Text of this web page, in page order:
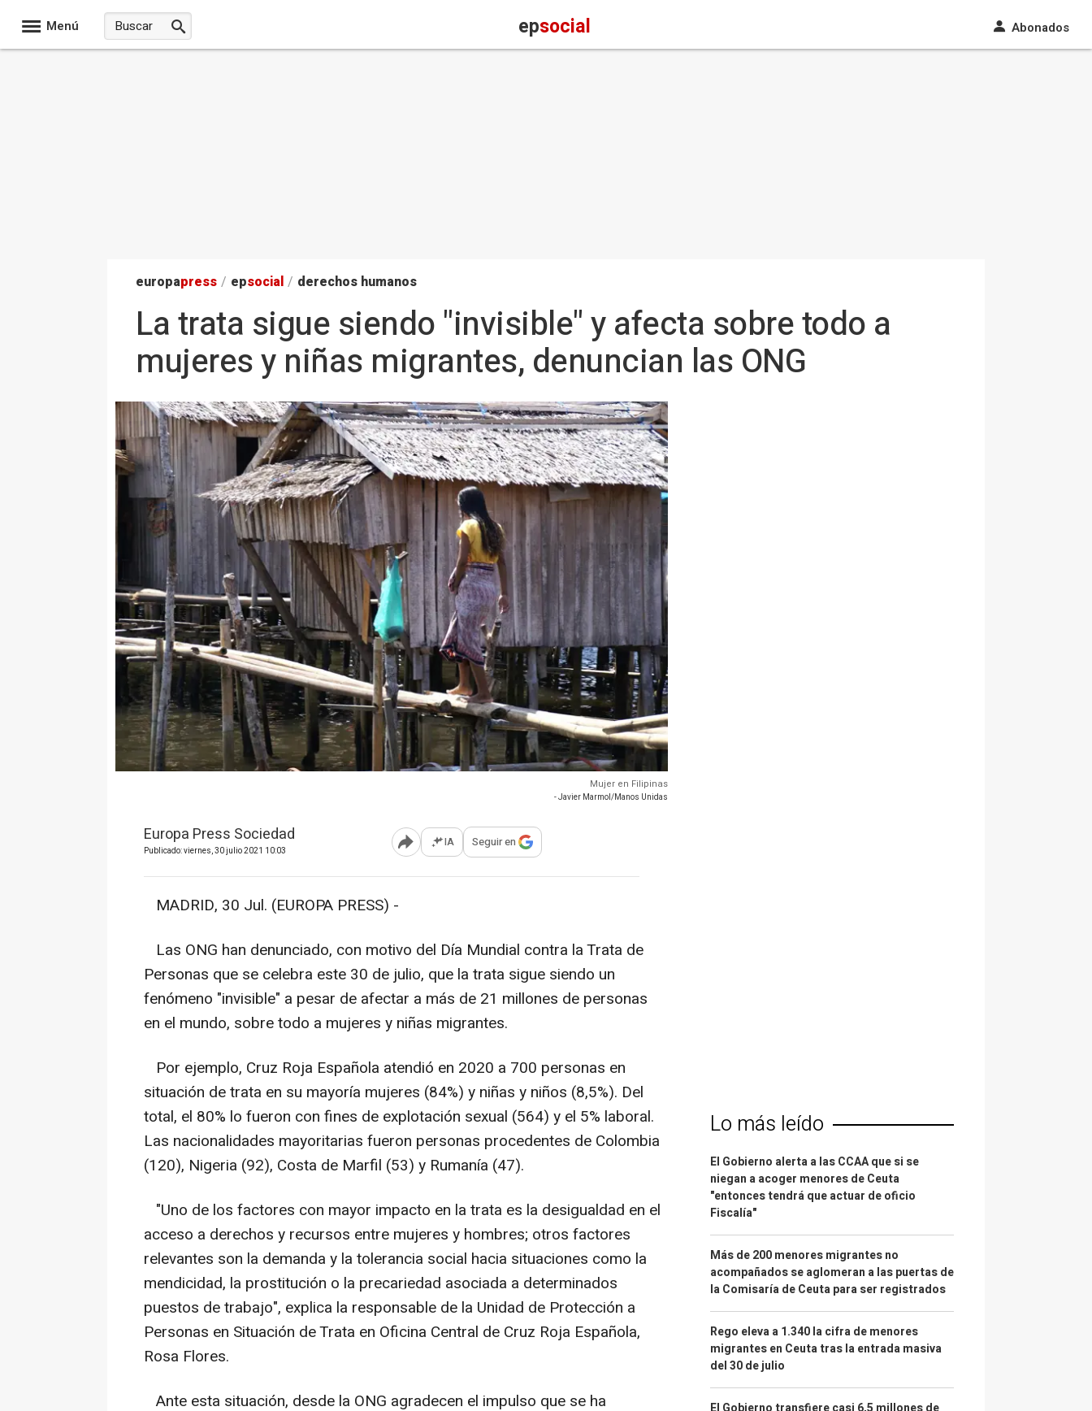
Menú epsocial Abonados
europapress / epsocial / derechos humanos
La trata sigue siendo "invisible" y afecta sobre todo a
mujeres y niñas migrantes, denuncian las ONG
Mujer en Filipinas
- Javier Marmol/Manos Unidas
Europa Press Sociedad
Publicado: viernes, 30 julio 2021 10:03 Abrir opciones para compartir
IA Seguir en
MADRID, 30 Jul. (EUROPA PRESS) -
Las ONG han denunciado, con motivo del Día Mundial contra la Trata de
Personas que se celebra este 30 de julio, que la trata sigue siendo un
fenómeno "invisible" a pesar de afectar a más de 21 millones de personas
en el mundo, sobre todo a mujeres y niñas migrantes.
Por ejemplo, Cruz Roja Española atendió en 2020 a 700 personas en
situación de trata en su mayoría mujeres (84%) y niñas y niños (8,5%). Del
total, el 80% lo fueron con fines de explotación sexual (564) y el 5% laboral.
Las nacionalidades mayoritarias fueron personas procedentes de Colombia
(120), Nigeria (92), Costa de Marfil (53) y Rumanía (47).
"Uno de los factores con mayor impacto en la trata es la desigualdad en el
acceso a derechos y recursos entre mujeres y hombres; otros factores
relevantes son la demanda y la tolerancia social hacia situaciones como la
mendicidad, la prostitución o la precariedad asociada a determinados
puestos de trabajo", explica la responsable de la Unidad de Protección a
Personas en Situación de Trata en Oficina Central de Cruz Roja Española,
Rosa Flores.
Ante esta situación, desde la ONG agradecen el impulso que se ha
Lo más leído
El Gobierno alerta a las CCAA que si se
niegan a acoger menores de Ceuta
"entonces tendrá que actuar de oficio
Fiscalía"
Más de 200 menores migrantes no
acompañados se aglomeran a las puertas de
la Comisaría de Ceuta para ser registrados
Rego eleva a 1.340 la cifra de menores
migrantes en Ceuta tras la entrada masiva
del 30 de julio